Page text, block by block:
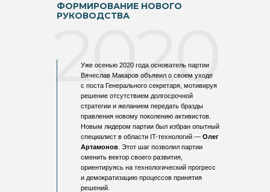
2020
ФОРМИРОВАНИЕ НОВОГО
РУКОВОДСТВА
Уже осенью 2020 года основатель партии
Вячеслав Макаров объявил о своем уходе
с поста Генерального секретаря, мотивируя
решение отсутствием долгосрочной
стратегии и желанием передать бразды
правления новому поколению активистов.
Новым лидером партии был избран опытный
специалист в области IT-технологий — Олег
Артамонов . Этот шаг позволил партии
сменить вектор своего развития,
ориентируясь на технологический прогресс
и демократизацию процессов принятия
решений.​